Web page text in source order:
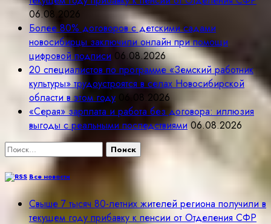
06.08.2026
Более 80% договоров с детскими садами
новосибирцы заключили онлайн при помощи
цифровой подписи 06.08.2026
20 специалистов по программе «Земский работник
культуры» трудоустроятся в селах Новосибирской
области в этом году
06.08.2026
«Серая» зарплата и работа без договора: иллюзия
выгоды с реальными последствиями 06.08.2026
Найти:
Все новости
Свыше 7 тысяч 80-летних жителей региона получили в
текущем году прибавку к пенсии от Отделения СФР